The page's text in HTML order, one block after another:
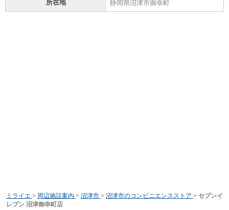
所在地 静岡県沼津市御幸町
ミライエ > 周辺施設案内 > 沼津市 > 沼津市のコンビニエンスストア > セブンイ
レブン 沼津御幸町店